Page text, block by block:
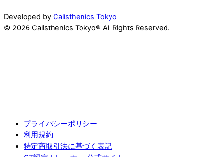
Developed by Calisthenics Tokyo
© 2026 Calisthenics Tokyo® All Rights Reserved.
プライバシーポリシー
利用規約
特定商取引法に基づく表記